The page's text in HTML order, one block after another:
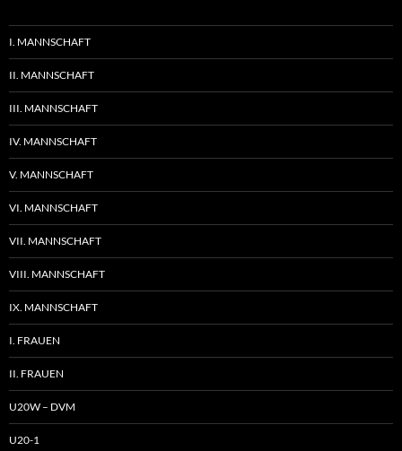
I. MANNSCHAFT
II. MANNSCHAFT
III. MANNSCHAFT
IV. MANNSCHAFT
V. MANNSCHAFT
VI. MANNSCHAFT
VII. MANNSCHAFT
VIII. MANNSCHAFT
IX. MANNSCHAFT
I. FRAUEN
II. FRAUEN
U20W – DVM
U20-1